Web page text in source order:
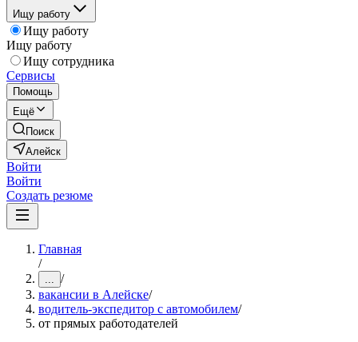
Ищу работу
Ищу работу
Ищу работу
Ищу сотрудника
Сервисы
Помощь
Ещё
Поиск
Алейск
Войти
Войти
Создать резюме
Главная
/
... /
вакансии в Алейске/
водитель-экспедитор с автомобилем/
от прямых работодателей